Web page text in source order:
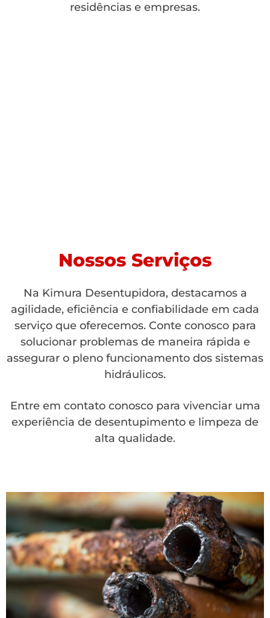
residências e empresas.
Nossos Serviços
Na Kimura Desentupidora, destacamos a
agilidade, eficiência e confiabilidade em cada
serviço que oferecemos. Conte conosco para
solucionar problemas de maneira rápida e
assegurar o pleno funcionamento dos sistemas
hidráulicos.
Entre em contato conosco para vivenciar uma
experiência de desentupimento e limpeza de
alta qualidade.